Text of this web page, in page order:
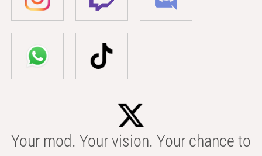
Your mod. Your vision. Your chance to